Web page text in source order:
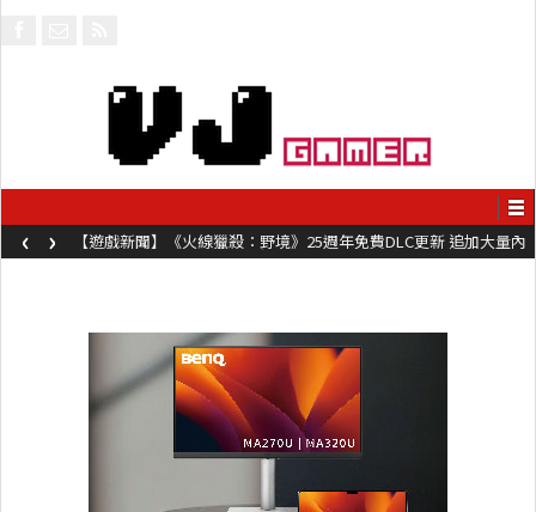
【遊戲新聞】《火線獵殺：野境》25週年免費DLC更新 追加大量內
容同時系舊作限時超平價折扣
‹ ›